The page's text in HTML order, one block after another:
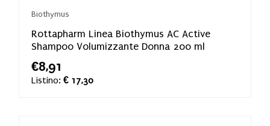
Biothymus
Rottapharm Linea Biothymus AC Active
Shampoo Volumizzante Donna 200 ml
€8,91
Listino: € 17,30